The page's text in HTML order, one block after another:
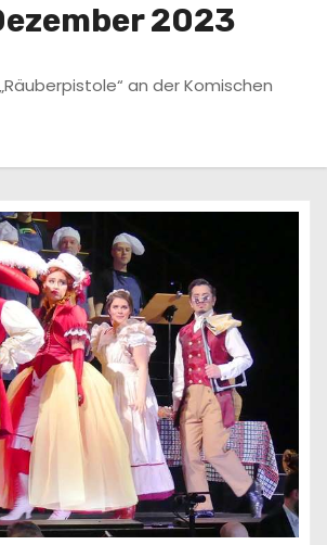
2023
an der Komischen